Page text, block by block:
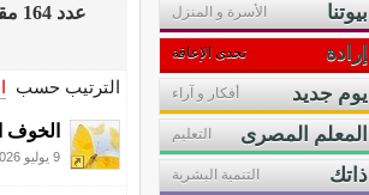
عدد 164 مقال تحت قسم
الترتيب حسب
الخوف
9 يوليو 2026
بيوتنا الأسرة و المنزل
إرادة تحدى الإعاقة
يوم جديد أفكار و آراء
المعلم المصرى التعليم
ذاتك التنمية البشرية